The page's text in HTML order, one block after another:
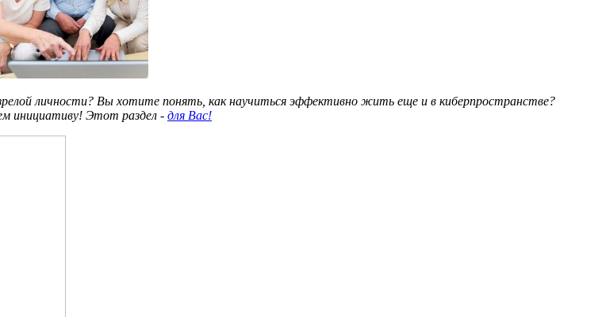
личности? Вы хотите понять, как научиться эффективно жить еще и в киберпространстве?
инициативу! Этот раздел - для Вас!